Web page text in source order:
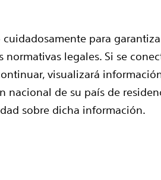
para
legales. Si se
visualizará
nacional de su país de
sobre dicha información.